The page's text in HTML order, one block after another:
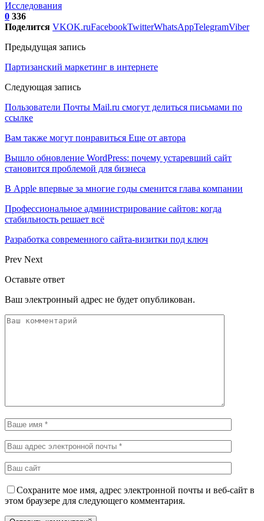
Исследования
0 336
Поделится VKOK.ruFacebookTwitterWhatsAppTelegramViber
Предыдущая запись
Партизанский маркетинг в интернете
Следующая запись
Пользователи Почты Mail.ru смогут делиться письмами по
ссылке
Вам также могут понравиться Еще от автора
Вышло обновление WordPress: почему устаревший сайт
становится проблемой для бизнеса
В Apple впервые за многие годы сменится глава компании
Профессиональное администрирование сайтов: когда
стабильность решает всё
Разработка современного сайта-визитки под ключ
Prev Next
Оставьте ответ
Ваш электронный адрес не будет опубликован.
Сохраните мое имя, адрес электронной почты и веб-сайт в
этом браузере для следующего комментария.